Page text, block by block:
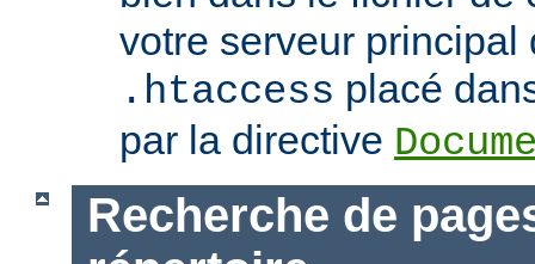
votre serveur principal
.htaccess placé
par la directive
Recherche de